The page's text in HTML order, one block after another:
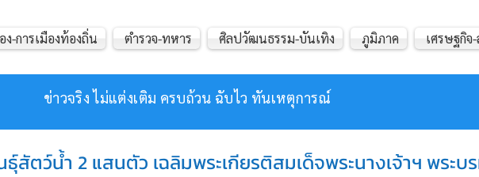
ข่าวจริง ไม่แต่งเติม ครบถ้วน ฉับไว ทันเหตุการณ์
ง-การเมืองท้องถิ่น ตำรวจ-ทหาร ศิลปวัฒนธรรม-บันเทิง ภูมิภาค เศรษฐกิจ
ตว์น้ำ 2 แสนตัว เฉลิมพระเกียรติสมเด็จพระนางเจ้าฯ พระบ